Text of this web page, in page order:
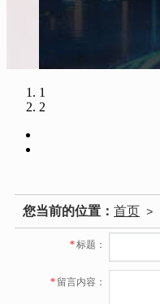
1
2
您当前的位置： 首页 >
*标题：
* 留言内容：